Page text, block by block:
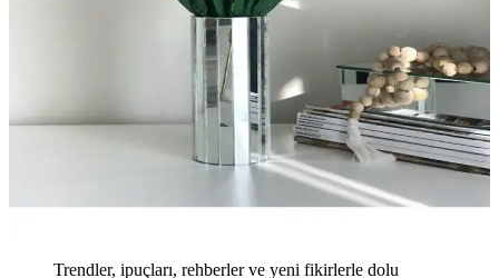
Trendler, ipuçları, rehberler ve yeni fikirlerle dolu